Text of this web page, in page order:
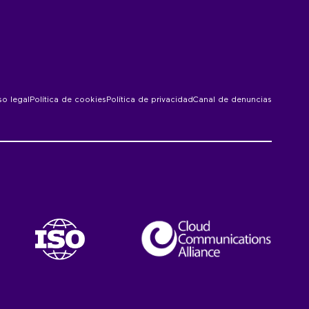
legal Política de cookies Política de privacidadCanal de denuncias